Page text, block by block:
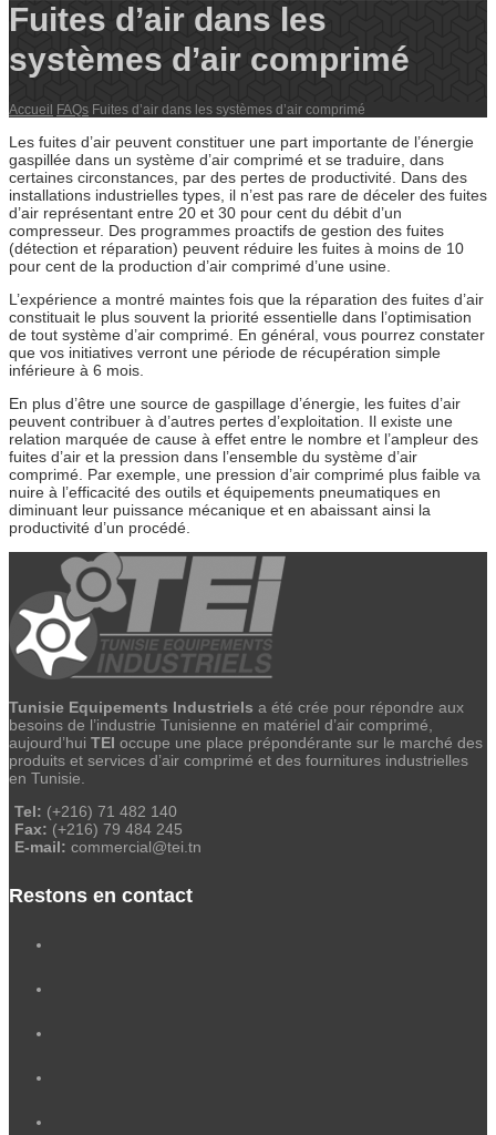
Fuites d’air dans les
systèmes d’air comprimé
Accueil FAQs Fuites d’air dans les systèmes d’air comprimé
Les fuites d’air peuvent constituer une part importante de l’énergie
gaspillée dans un système d’air comprimé et se traduire, dans
certaines circonstances, par des pertes de productivité. Dans des
installations industrielles types, il n’est pas rare de déceler des fuites
d’air représentant entre 20 et 30 pour cent du débit d’un
compresseur. Des programmes proactifs de gestion des fuites
(détection et réparation) peuvent réduire les fuites à moins de 10
pour cent de la production d’air comprimé d’une usine.
L’expérience a montré maintes fois que la réparation des fuites d’air
constituait le plus souvent la priorité essentielle dans l’optimisation
de tout système d’air comprimé. En général, vous pourrez constater
que vos initiatives verront une période de récupération simple
inférieure à 6 mois.
En plus d’être une source de gaspillage d’énergie, les fuites d’air
peuvent contribuer à d’autres pertes d’exploitation. Il existe une
relation marquée de cause à effet entre le nombre et l’ampleur des
fuites d’air et la pression dans l’ensemble du système d’air
comprimé. Par exemple, une pression d’air comprimé plus faible va
nuire à l’efficacité des outils et équipements pneumatiques en
diminuant leur puissance mécanique et en abaissant ainsi la
productivité d’un procédé.
Tunisie Equipements Industriels a été crée pour répondre aux
besoins de l’industrie Tunisienne en matériel d’air comprimé,
aujourd’hui TEI occupe une place prépondérante sur le marché des
produits et services d’air comprimé et des fournitures industrielles
en Tunisie.
Tel: (+216) 71 482 140
Fax: (+216) 79 484 245
E-mail: commercial@tei.tn
Restons en contact